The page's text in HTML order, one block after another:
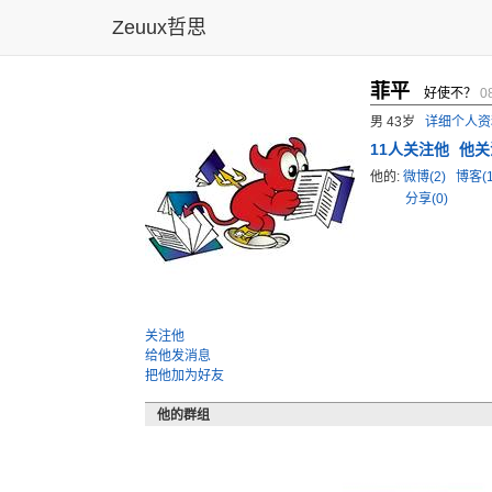
Zeuux哲思
关注他
给他发消息
把他加为好友
菲平 好使不？
男 43岁 详细个人
11人关注他 他
他的: 微博(2)
博客
分享(0)
他的群组